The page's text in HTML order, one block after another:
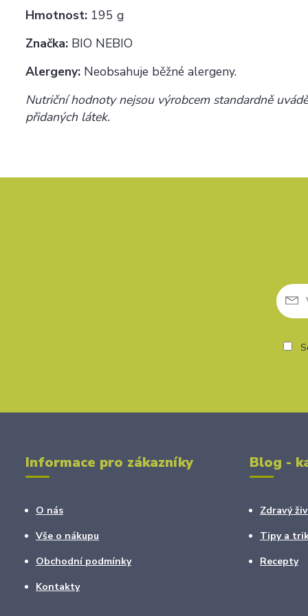
Hmotnost: 195 g
Značka: BIO NEBIO
Alergeny: Neobsahuje běžné alergeny.
Nutriční hodnoty nejsou výrobcem standardně
přidaných látek.
Informace pro zákazníky
O nás
Vše o nákupu
Obchodní podmínky
Kontakty
Blog -
Zdravý
Tipy a
Recepty